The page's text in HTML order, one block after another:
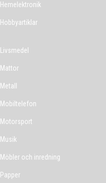
Hemelektronik
Hobbyartiklar
Livsmedel
Mattor
Metall
Mobiltelefon
Motorsport
Musik
Möbler och inredning
Papper